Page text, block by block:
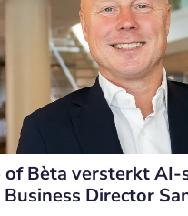
of Bèta versterkt
Director